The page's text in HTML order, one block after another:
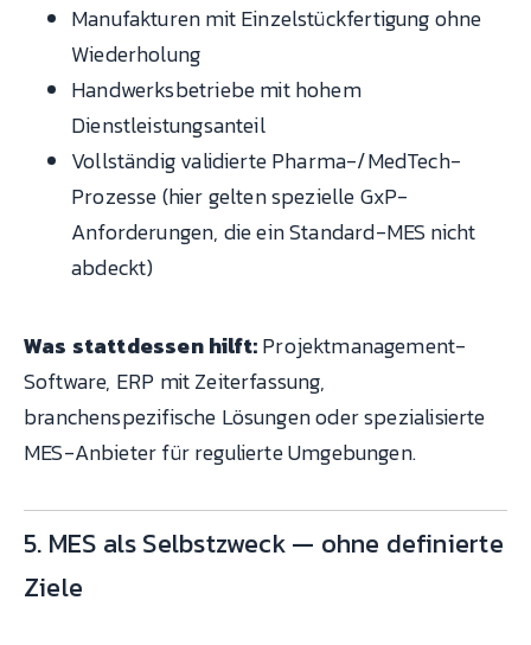
Manufakturen mit Einzelstückfertigung ohne
Wiederholung
Handwerksbetriebe mit hohem
Dienstleistungsanteil
Vollständig validierte Pharma-/MedTech-
Prozesse (hier gelten spezielle GxP-
Anforderungen, die ein Standard-MES nicht
abdeckt)
Was stattdessen hilft:Projektmanagement-
Software, ERP mit Zeiterfassung,
branchenspezifische Lösungen oder spezialisierte
MES-Anbieter für regulierte Umgebungen.
5. MES als Selbstzweck — ohne definierte
Ziele